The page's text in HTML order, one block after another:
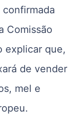
Comissão
explicar que,
de vender
mel e